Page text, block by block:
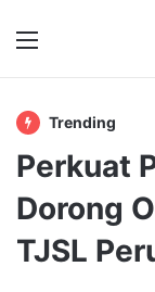
Menu
Trending
Perkuat
Dorong
TJSL